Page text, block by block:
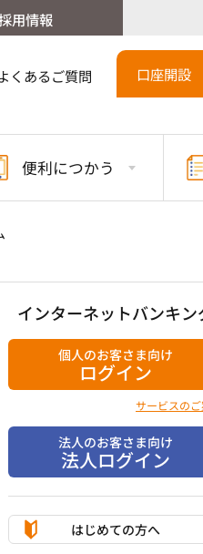
用情報
くあるご質問 口座開設
便利につかう
インターネットバンキン
個人のお客さま向け
ログイン
サービスのご
法人のお客さま向け
法人ログイン
はじめての方へ